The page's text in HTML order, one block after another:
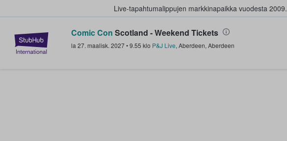
Live-tapahtumalippujen markkinapaikka vuodesta 2009.
StubHub - missä fanit ostavat ja myyvät lippuja
Comic Con Scotland - Weekend Tickets
la 27. maalisk. 2027•9.55 klo P&J Live, Aberdeen, Aberdeen